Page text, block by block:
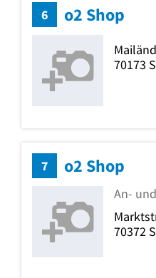
6 o2 Shop
70173
7 o2 Shop
An-
70372